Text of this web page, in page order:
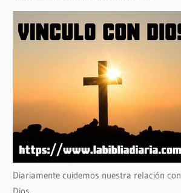
Diariamente cuidemos nuestra relación con
Dios.